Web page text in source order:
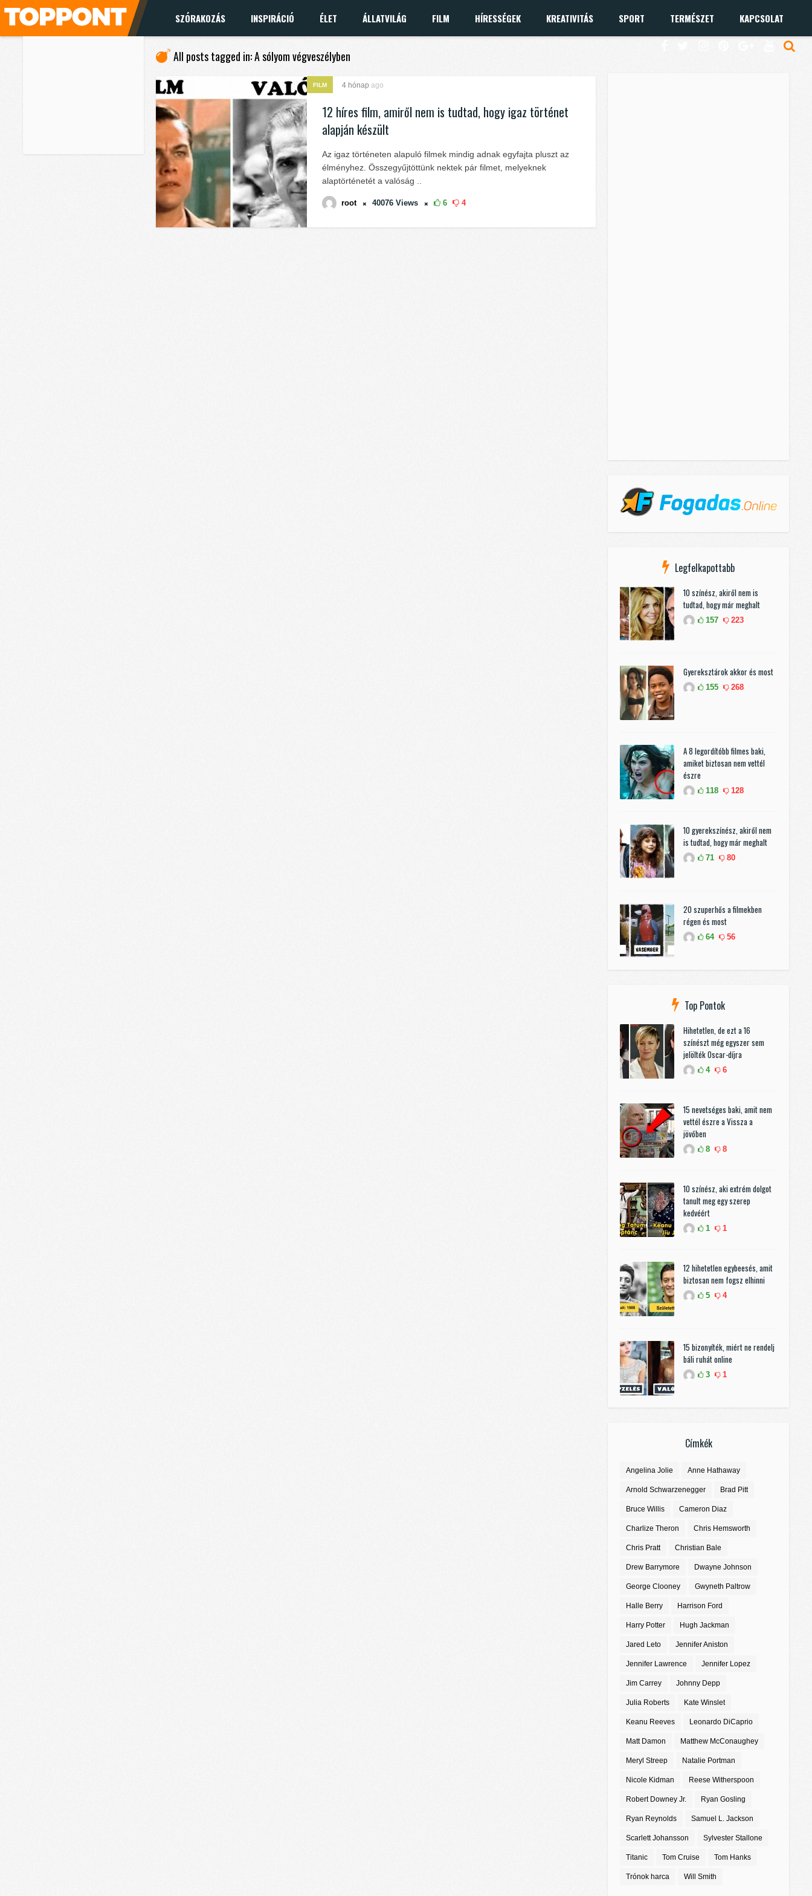
SZÓRAKOZÁS INSPIRÁCIÓ ÉLET ÁLLATVILÁG FILM HÍRESSÉGEK KREATIVITÁS SPORT TERMÉSZET KAPCSOLAT
All posts tagged in: A sólyom végveszélyben
FILM 4 hónap ago
12 híres film, amiről nem is tudtad, hogy igaz történet
alapján készült
Az igaz történeten alapuló filmek mindig adnak egyfajta pluszt az
élményhez. Összegyűjtöttünk nektek pár filmet, melyeknek
alaptörténetét a valóság ..
root 40076 Views 6 4
Legfelkapottabb
10 színész, akiről nem is
tudtad, hogy már meghalt
157 223
Gyereksztárok akkor és most
155 268
A 8 legordítóbb filmes baki,
amiket biztosan nem vettél
észre
118 128
10 gyerekszínész, akiről nem
is tudtad, hogy már meghalt
71 80
20 szuperhős a filmekben
régen és most
64 56
Top Pontok
Hihetetlen, de ezt a 16
színészt még egyszer sem
jelölték Oscar-díjra
4 6
15 nevetséges baki, amit nem
vettél észre a Vissza a
jövőben
8 8
10 színész, aki extrém dolgot
tanult meg egy szerep
kedvéért
1 1
12 hihetetlen egybeesés, amit
biztosan nem fogsz elhinni
5 4
15 bizonyíték, miért ne rendelj
báli ruhát online
3 1
Címkék
Angelina Jolie Anne Hathaway
Arnold Schwarzenegger Brad Pitt
Bruce Willis Cameron Diaz
Charlize Theron Chris Hemsworth
Chris Pratt Christian Bale
Drew Barrymore Dwayne Johnson
George Clooney Gwyneth Paltrow
Halle Berry Harrison Ford
Harry Potter Hugh Jackman
Jared Leto Jennifer Aniston
Jennifer Lawrence Jennifer Lopez
Jim Carrey Johnny Depp
Julia Roberts Kate Winslet
Keanu Reeves Leonardo DiCaprio
Matt Damon Matthew McConaughey
Meryl Streep Natalie Portman
Nicole Kidman Reese Witherspoon
Robert Downey Jr. Ryan Gosling
Ryan Reynolds Samuel L. Jackson
Scarlett Johansson Sylvester Stallone
Titanic Tom Cruise Tom Hanks
Trónok harca Will Smith